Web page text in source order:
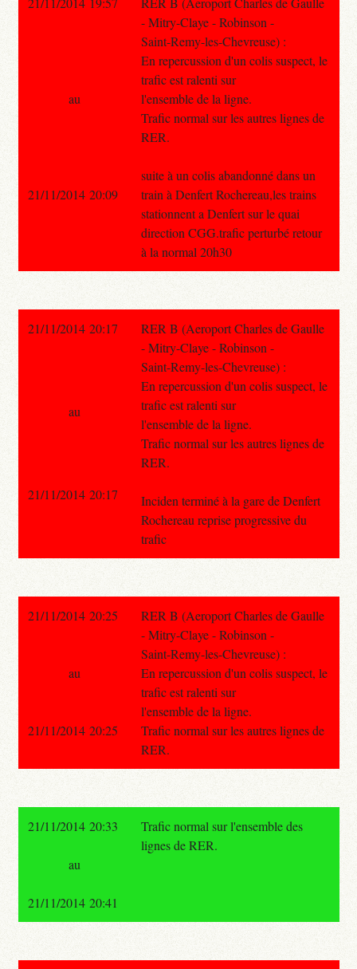
- Mitry-Claye - Robinson -
Saint-Remy-les-Chevreuse) :
En repercussion d'un colis suspect, le
trafic est ralenti sur
l'ensemble de la ligne.
Trafic normal sur les autres lignes de
RER.
suite à un colis abandonné dans un
train à Denfert Rochereau,les trains
stationnent a Denfert sur le quai
direction CGG.trafic perturbé retour
à la normal 20h30
au
21/11/2014 20:09
21/11/2014 20:17
RER B (Aeroport Charles de Gaulle
- Mitry-Claye - Robinson -
Saint-Remy-les-Chevreuse) :
En repercussion d'un colis suspect, le
trafic est ralenti sur
l'ensemble de la ligne.
Trafic normal sur les autres lignes de
RER.
Inciden terminé à la gare de Denfert
Rochereau reprise progressive du
trafic
au
21/11/2014 20:17
21/11/2014 20:25
RER B (Aeroport Charles de Gaulle
- Mitry-Claye - Robinson -
Saint-Remy-les-Chevreuse) :
En repercussion d'un colis suspect, le
trafic est ralenti sur
l'ensemble de la ligne.
Trafic normal sur les autres lignes de
RER.
au
21/11/2014 20:25
21/11/2014 20:33
Trafic normal sur l'ensemble des
lignes de RER.
au
21/11/2014 20:41